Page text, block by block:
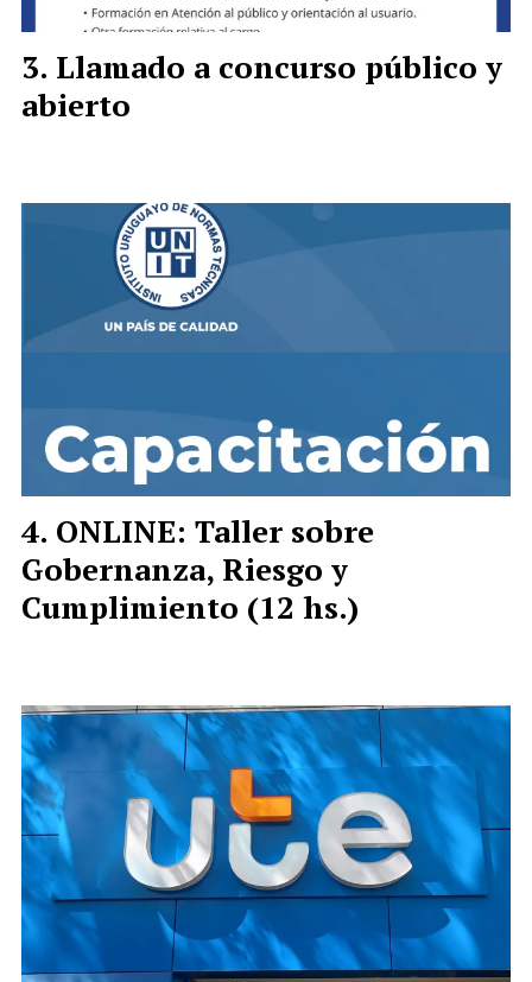
Llamado a concurso público y
abierto
ONLINE: Taller sobre
Gobernanza, Riesgo y
Cumplimiento (12 hs.)